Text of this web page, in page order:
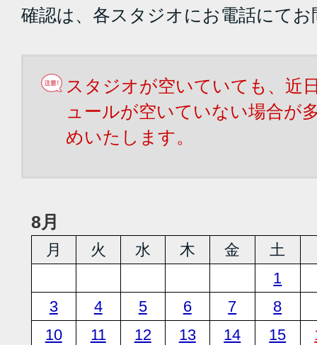
確認は、各スタジオにお電話にて
スタジオが空いていても、近
ュールが空いていない場合が
めいたします。
8月
月 火 水 木 金 土
1
3
4 5 6 7
8
10
11 12 13 14 15